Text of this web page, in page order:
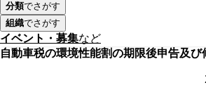
分類でさがす
組織でさがす
イベント・募集など
自動車税の環境性能割の期限後申告及び